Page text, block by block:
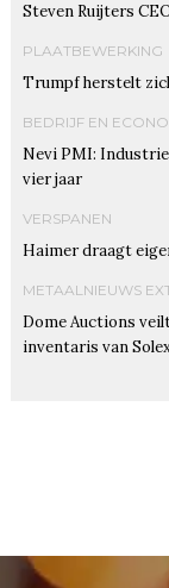
Steven Ruijters
PLAATBEWERKING
Trumpf herstelt
BEDRIJF EN
Nevi PMI:
vier jaar
VERSPANEN
Haimer draagt
METAALNIEUWS
Dome Auctions
inventaris van